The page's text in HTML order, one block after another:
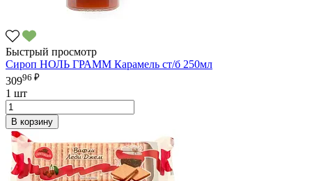
Быстрый просмотр
Сироп НОЛЬ ГРАММ Карамель ст/б 250мл
30996 ₽
1 шт
В корзину